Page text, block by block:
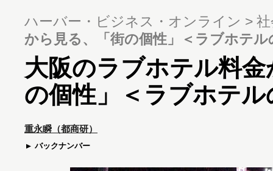
ハーバー・ビジネス・オンライン
から見る、「街の個性」＜ラブホテル
大阪のラブホテル料
の個性」＜ラブホテル
重永瞬（都商研）
バックナンバー